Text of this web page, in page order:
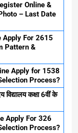
Online &
– Last Date
Apply For 2615
Pattern &
Apply for 1538
Process?
कक्षा 6वीं के
Apply For 326
Process?